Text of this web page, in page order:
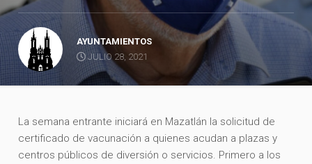
AYUNTAMIENTOS
JULIO 28, 2021
La semana entrante iniciará en Mazatlán la solicitud de
certificado de vacunación a quienes acudan a plazas y
centros públicos de diversión o servicios. Primero a los